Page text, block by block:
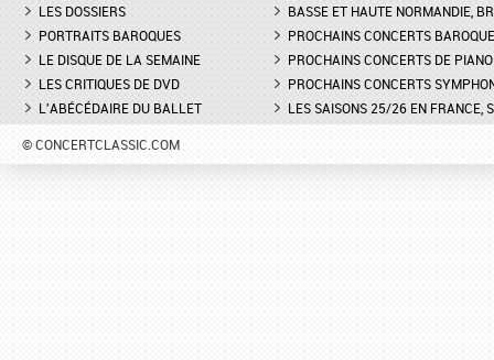
LES DOSSIERS
PORTRAITS BAROQUES
LE DISQUE DE LA SEMAINE
LES CRITIQUES DE DVD
L'ABÉCÉDAIRE DU BALLET
BASSE ET HAUTE NORMANDIE,
PROCHAINS CONCERTS
PROCHAINS CONCERTS DE PIANO
PROCHAINS CONCERTS
LES SAISONS 25/26 EN FRANCE,
© CONCERTCLASSIC.COM